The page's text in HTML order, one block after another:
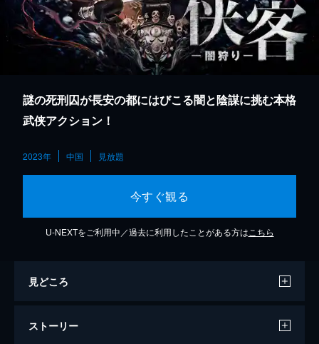
謎の死刑囚が長安の都にはびこる闇と陰謀に挑む本格
武侠アクション！
2023年 中国 見放題
今すぐ観る
U-NEXTをご利用中／過去に利用したことがある方は こちら
見どころ
ストーリー